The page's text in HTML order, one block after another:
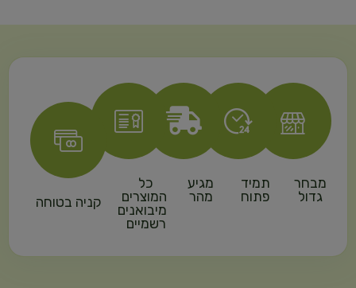
מבחר
גדול
תמיד
פתוח
מגיע
מהר
כל
המוצרים
מיבואנים
רשמיים
קניה בטוחה